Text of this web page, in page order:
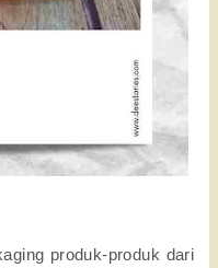
produk-produk dari